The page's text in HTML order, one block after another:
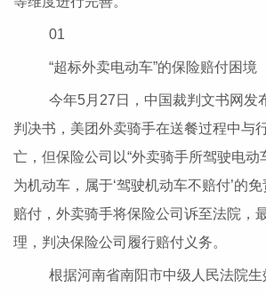
01
“超标外卖电动车”的保险赔付困境
今年5月27日，中国裁判文书网发
判决书，美团外卖骑手在送餐过程中与
亡，但保险公司以“外卖骑手所驾驶电动
为机动车，属于‘驾驶机动车不赔付’的
赔付，外卖骑手将保险公司诉至法院，
理，判决保险公司履行赔付义务。
根据河南省南阳市中级人民法院生